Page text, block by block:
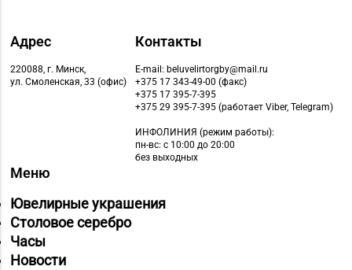
Адрес
220088, г. Минск,
ул. Смоленская, 33 (офис)
Контакты
E-mail: beluvelirtorgby@mail.ru
+375 17 343-49-00 (факс)
+375 17 395-7-395
+375 29 395-7-395 (работает Viber, Telegram)
ИНФОЛИНИЯ (режим работы):
пн-вс: с 10:00 до 20:00
без выходных
Меню
Ювелирные украшения
Столовое серебро
Часы
Новости